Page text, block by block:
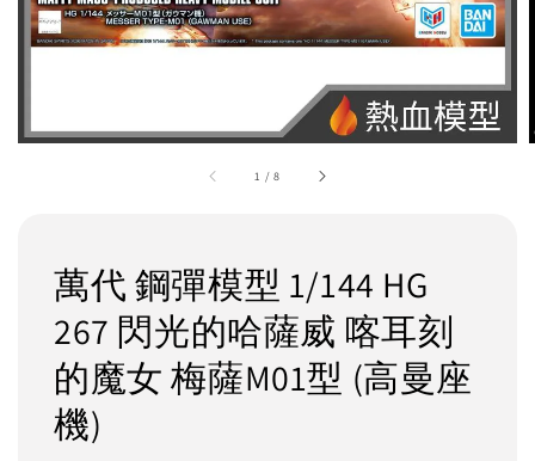
1 /8
萬代 鋼彈模型 1/144 HG
267 閃光的哈薩威 喀耳刻
的魔女 梅薩M01型 (高曼座
機)